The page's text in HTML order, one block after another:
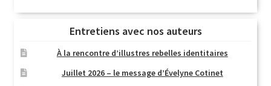
Entretiens avec nos auteurs
À la rencontre d’illustres rebelles identitaires
Juillet 2026 – le message d’Évelyne Cotinet